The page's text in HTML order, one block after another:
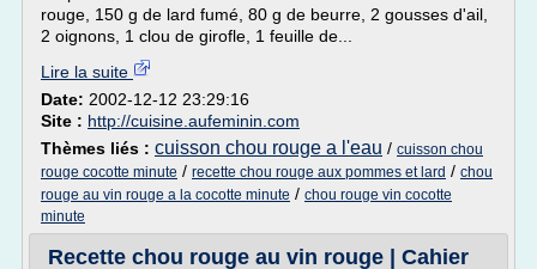
rouge, 150 g de lard fumé, 80 g de beurre, 2 gousses d'ail,
2 oignons, 1 clou de girofle, 1 feuille de...
Lire la suite
Date: 2002-12-12 23:29:16
Site : http://cuisine.aufeminin.com
Thèmes liés : cuisson chou rouge a l'eau / cuisson chou
rouge cocotte minute / recette chou rouge aux pommes et lard / chou
rouge au vin rouge a la cocotte minute / chou rouge vin cocotte
minute
Recette chou rouge au vin rouge | Cahier